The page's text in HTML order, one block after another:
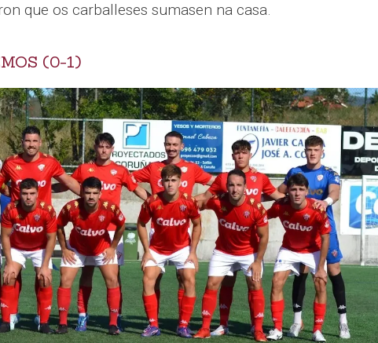
que os carballeses sumasen na casa.
(0-1)